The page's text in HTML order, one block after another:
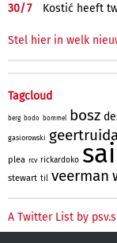
30/7 Kostić heeft
Stel hier in welk
Tagcloud
berg bodo bommel bosz
gasiorowski
plea rcv rickardoko
stewart til veerman
A Twitter List by